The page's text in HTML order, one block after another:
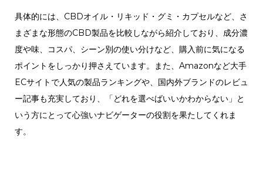
具体的には、CBDオイル・リキッド・グミ・カプセルなど、さ
まざまな形態のCBD製品を比較しながら紹介しており、成分濃
度や味、コスパ、シーン別の使い分けなど、購入前に気になる
ポイントをしっかり押さえています。また、Amazonなど大手
ECサイトで人気の製品ランキングや、国内外ブランドのレビュ
ー記事も充実しており、「どれを選べばいいかわからない」と
いう方にとって心強いナビゲーターの役割を果たしてくれま
す。